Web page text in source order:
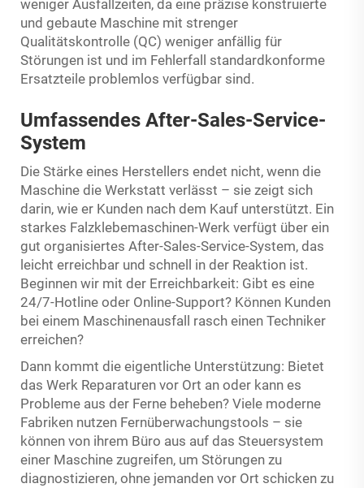
weniger Ausfallzeiten, da eine präzise konstruierte
und gebaute Maschine mit strenger
Qualitätskontrolle (QC) weniger anfällig für
Störungen ist und im Fehlerfall standardkonforme
Ersatzteile problemlos verfügbar sind.
Umfassendes After-Sales-Service-
System
Die Stärke eines Herstellers endet nicht, wenn die
Maschine die Werkstatt verlässt – sie zeigt sich
darin, wie er Kunden nach dem Kauf unterstützt. Ein
starkes Falzklebemaschinen-Werk verfügt über ein
gut organisiertes After-Sales-Service-System, das
leicht erreichbar und schnell in der Reaktion ist.
Beginnen wir mit der Erreichbarkeit: Gibt es eine
24/7-Hotline oder Online-Support? Können Kunden
bei einem Maschinenausfall rasch einen Techniker
erreichen?
Dann kommt die eigentliche Unterstützung: Bietet
das Werk Reparaturen vor Ort an oder kann es
Probleme aus der Ferne beheben? Viele moderne
Fabriken nutzen Fernüberwachungstools – sie
können von ihrem Büro aus auf das Steuersystem
einer Maschine zugreifen, um Störungen zu
diagnostizieren, ohne jemanden vor Ort schicken zu